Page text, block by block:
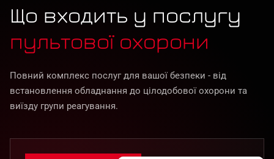
Що входить у послугу
пультової охорони
Повний комплекс послуг для вашої безпеки - від
встановлення обладнання до цілодобової охорони та
виїзду групи реагування.